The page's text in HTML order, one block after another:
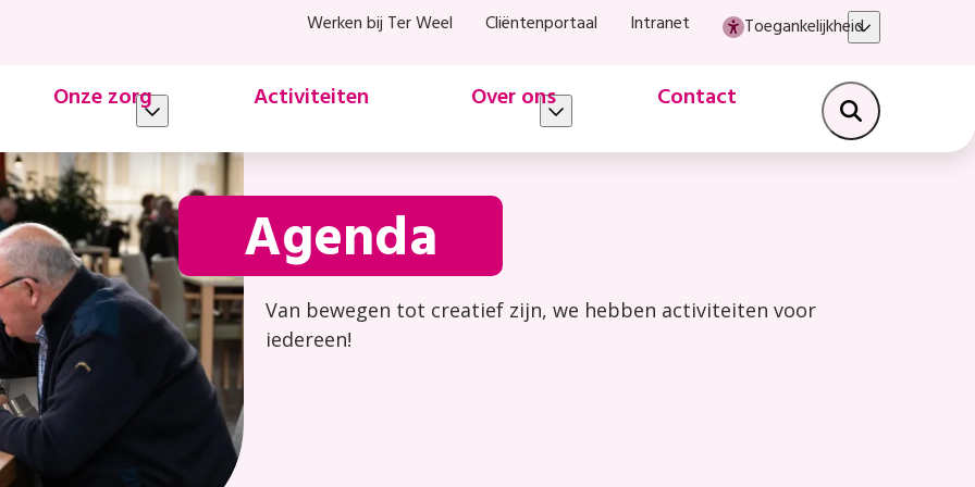
Werken bij Ter Weel Cliëntenportaal Intranet Toegankelijkheid
Onze zorg Activiteiten Over ons Contact
Agenda
Van bewegen tot creatief zijn, we hebben activiteiten voor
iedereen!